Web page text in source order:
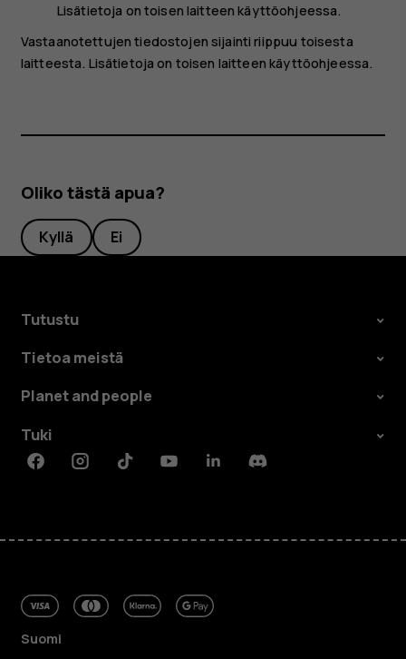
Lisätietoja on toisen laitteen käyttöohjeessa.
Vastaanotettujen tiedostojen sijainti riippuu toisesta
laitteesta. Lisätietoja on toisen laitteen käyttöohjeessa.
Oliko tästä apua?
Kyllä Ei
Tutustu
Tietoa meistä
Planet and people
Tuki
FacebookInstagramTiktokYoutubeLinkedinDiscord
Suomi